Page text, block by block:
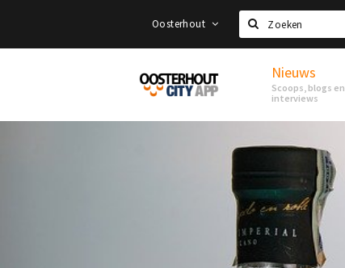
Oosterhout
Zoeken
Proef
Oosterhout
Nieuws
Scoops, blogs en
interviews